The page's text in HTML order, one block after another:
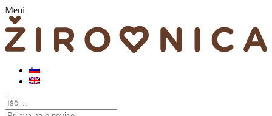
Skoči
na
vsebino
Meni